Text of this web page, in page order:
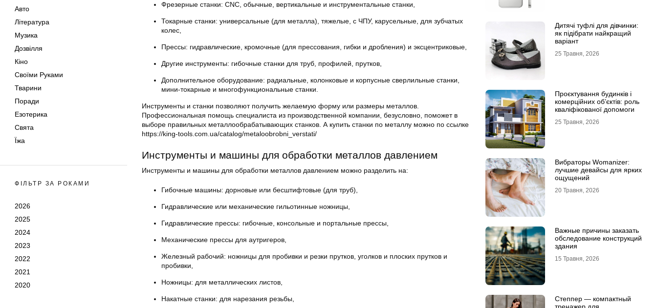
Авто
Література
Музика
Дозвілля
Кіно
Своїми Руками
Тварини
Поради
Езотерика
Свята
Їжа
ФІЛЬТР ЗА РОКАМИ
2026
2025
2024
2023
2022
2021
2020
Фрезерные станки: CNC, обычные, вертикальные и инструментальные станки,
Токарные станки: универсальные (для металла), тяжелые, с ЧПУ, карусельные, для зубчатых
колес,
Прессы: гидравлические, кромочные (для прессования, гибки и дробления) и эксцентриковые,
Другие инструменты: гибочные станки для труб, профилей, прутков,
Дополнительное оборудование: радиальные, колонковые и корпусные сверлильные станки,
мини-токарные и многофункциональные станки.
Инструменты и станки позволяют получить желаемую форму или размеры металлов.
Профессиональная помощь специалиста из производственной компании, безусловно, поможет в
выборе правильных металлообрабатывающих станков. А купить станки по металлу можно по ссылке
https://king-tools.com.ua/catalog/metaloobrobni_verstati/
Инструменты и машины для обработки металлов давлением
Инструменты и машины для обработки металлов давлением можно разделить на:
Гибочные машины: дорновые или бесштифтовые (для труб),
Гидравлические или механические гильотинные ножницы,
Гидравлические прессы: гибочные, консольные и портальные прессы,
Механические прессы для аутригеров,
Железный рабочий: ножницы для пробивки и резки прутков, уголков и плоских прутков и
пробивки,
Ножницы: для металлических листов,
Накатные станки: для нарезания резьбы,
Дитячі туфлі для дівчинки:
як підібрати найкращий
варіант
25 Травня, 2026
Проєктування будинків і
комерційних об’єктів: роль
кваліфікованої допомоги
25 Травня, 2026
Вибраторы Womanizer:
лучшие девайсы для ярких
ощущений
20 Травня, 2026
Важные причины заказать
обследование конструкций
здания
15 Травня, 2026
Степпер — компактный